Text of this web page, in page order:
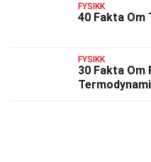
FYSIKK
40 Fakta Om
FYSIKK
30 Fakta Om